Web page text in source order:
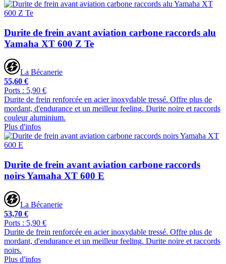
Durite de frein avant aviation carbone raccords alu
Yamaha XT 600 Z Te
La Bécanerie
55,60 €
Ports : 5,90 €
Durite de frein renforcée en acier inoxydable tressé. Offre plus de
mordant, d'endurance et un meilleur feeling. Durite noire et raccords
couleur aluminium.
Plus d'infos
Durite de frein avant aviation carbone raccords
noirs Yamaha XT 600 E
La Bécanerie
53,70 €
Ports : 5,90 €
Durite de frein renforcée en acier inoxydable tressé. Offre plus de
mordant, d'endurance et un meilleur feeling. Durite noire et raccords
noirs.
Plus d'infos